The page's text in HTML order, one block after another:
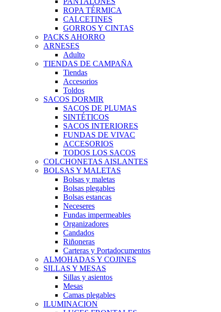
ROPA TÉRMICA
CALCETINES
GORROS Y CINTAS
PACKS AHORRO
ARNESES
Adulto
TIENDAS DE CAMPAÑA
Tiendas
Accesorios
Toldos
SACOS DORMIR
SACOS DE PLUMAS
SINTÉTICOS
SACOS INTERIORES
FUNDAS DE VIVAC
ACCESORIOS
TODOS LOS SACOS
COLCHONETAS AISLANTES
BOLSAS Y MALETAS
Bolsas y maletas
Bolsas plegables
Bolsas estancas
Neceseres
Fundas impermeables
Organizadores
Candados
Riñoneras
Carteras y Portadocumentos
ALMOHADAS Y COJINES
SILLAS Y MESAS
Sillas y asientos
Mesas
Camas plegables
ILUMINACION